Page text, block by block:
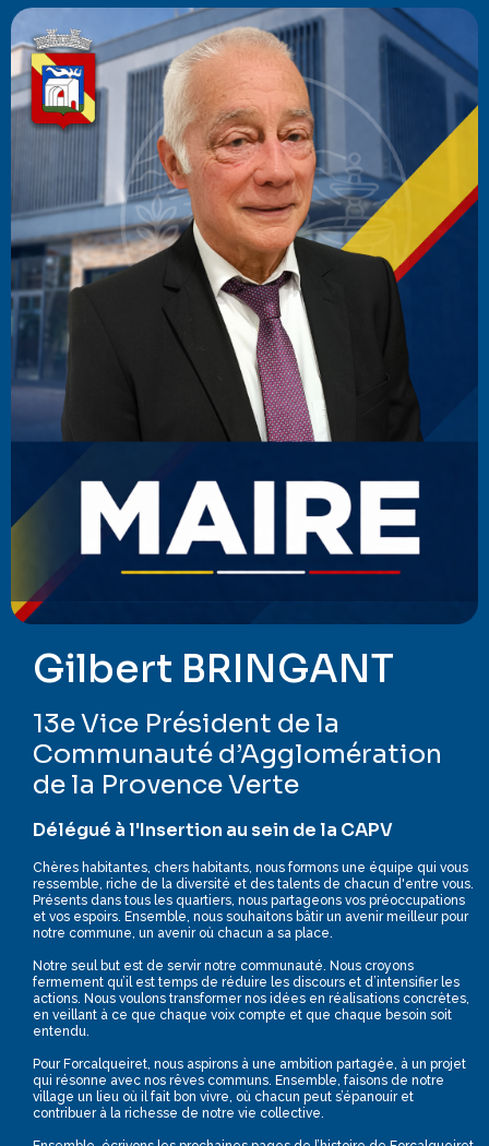
Gilbert BRINGANT
13e Vice Président de la
Communauté d’Agglomération
de la Provence Verte
Délégué à l'Insertion au sein de la CAPV
Chères habitantes, chers habitants, nous formons une équipe qui vous
ressemble, riche de la diversité et des talents de chacun d'entre vous.
Présents dans tous les quartiers, nous partageons vos préoccupations
et vos espoirs. Ensemble, nous souhaitons bâtir un avenir meilleur pour
notre commune, un avenir où chacun a sa place.
Notre seul but est de servir notre communauté. Nous croyons
fermement qu’il est temps de réduire les discours et d’intensifier les
actions. Nous voulons transformer nos idées en réalisations concrètes,
en veillant à ce que chaque voix compte et que chaque besoin soit
entendu.
Pour Forcalqueiret, nous aspirons à une ambition partagée, à un projet
qui résonne avec nos rêves communs. Ensemble, faisons de notre
village un lieu où il fait bon vivre, où chacun peut s’épanouir et
contribuer à la richesse de notre vie collective.